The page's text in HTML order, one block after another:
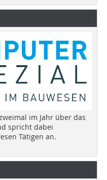
im Jahr über das
spricht dabei
Tätigen an.